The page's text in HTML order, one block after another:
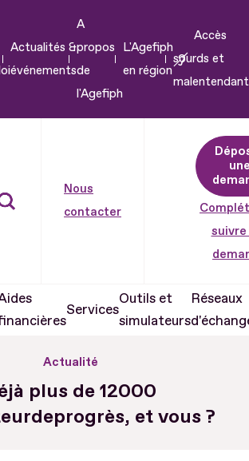
Actualités &
événements
A
propos
de
l'Agefiph
L'Agefiph
en région
Accès
sourds et
Nous
contacter
suivre
Services
Outils et
simulateurs
Réseaux
Actualité
plus de 12000
et vous ?